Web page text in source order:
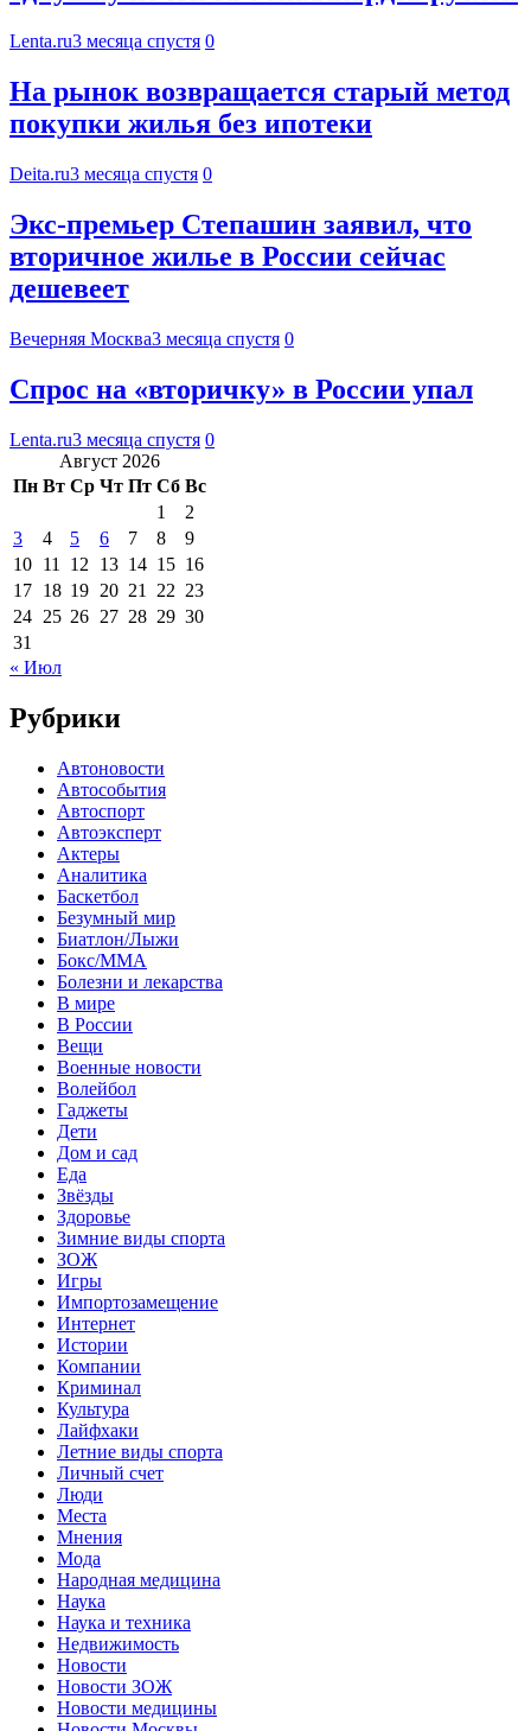
Lenta.ru3 месяца спустя 0
На рынок возвращается старый метод
покупки жилья без ипотеки
Deita.ru3 месяца спустя 0
Экс-премьер Степашин заявил, что
вторичное жилье в России сейчас
дешевеет
Вечерняя Москва3 месяца спустя 0
Спрос на «вторичку» в России упал
Lenta.ru3 месяца спустя 0
Август 2026
Пн Вт Ср Чт Пт Сб Вс
1
2
3
4 5 6 7 8
9
10 11 12 13 14 15 16
17 18 19 20 21 22 23
24 25 26 27 28 29 30
31
« Июл
Рубрики
Автоновости
Автособытия
Автоспорт
Автоэксперт
Актеры
Аналитика
Баскетбол
Безумный мир
Биатлон/Лыжи
Бокс/MMA
Болезни и лекарства
В мире
В России
Вещи
Военные новости
Волейбол
Гаджеты
Дети
Дом и сад
Еда
Звёзды
Здоровье
Зимние виды спорта
ЗОЖ
Игры
Импортозамещение
Интернет
Истории
Компании
Криминал
Культура
Лайфхаки
Летние виды спорта
Личный счет
Люди
Места
Мнения
Мода
Народная медицина
Наука
Наука и техника
Недвижимость
Новости
Новости ЗОЖ
Новости медицины